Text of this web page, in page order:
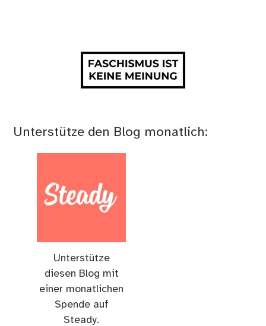
Unterstütze den Blog monatlich:
Unterstütze
diesen Blog mit
einer monatlichen
Spende auf
Steady.